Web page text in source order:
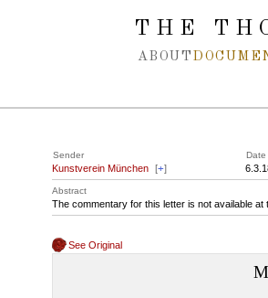
Spring navigation over
THE
ABOUT
Sender Date
Kunstverein München [+]
Abstract
The commentary for this letter is not available at
See Original